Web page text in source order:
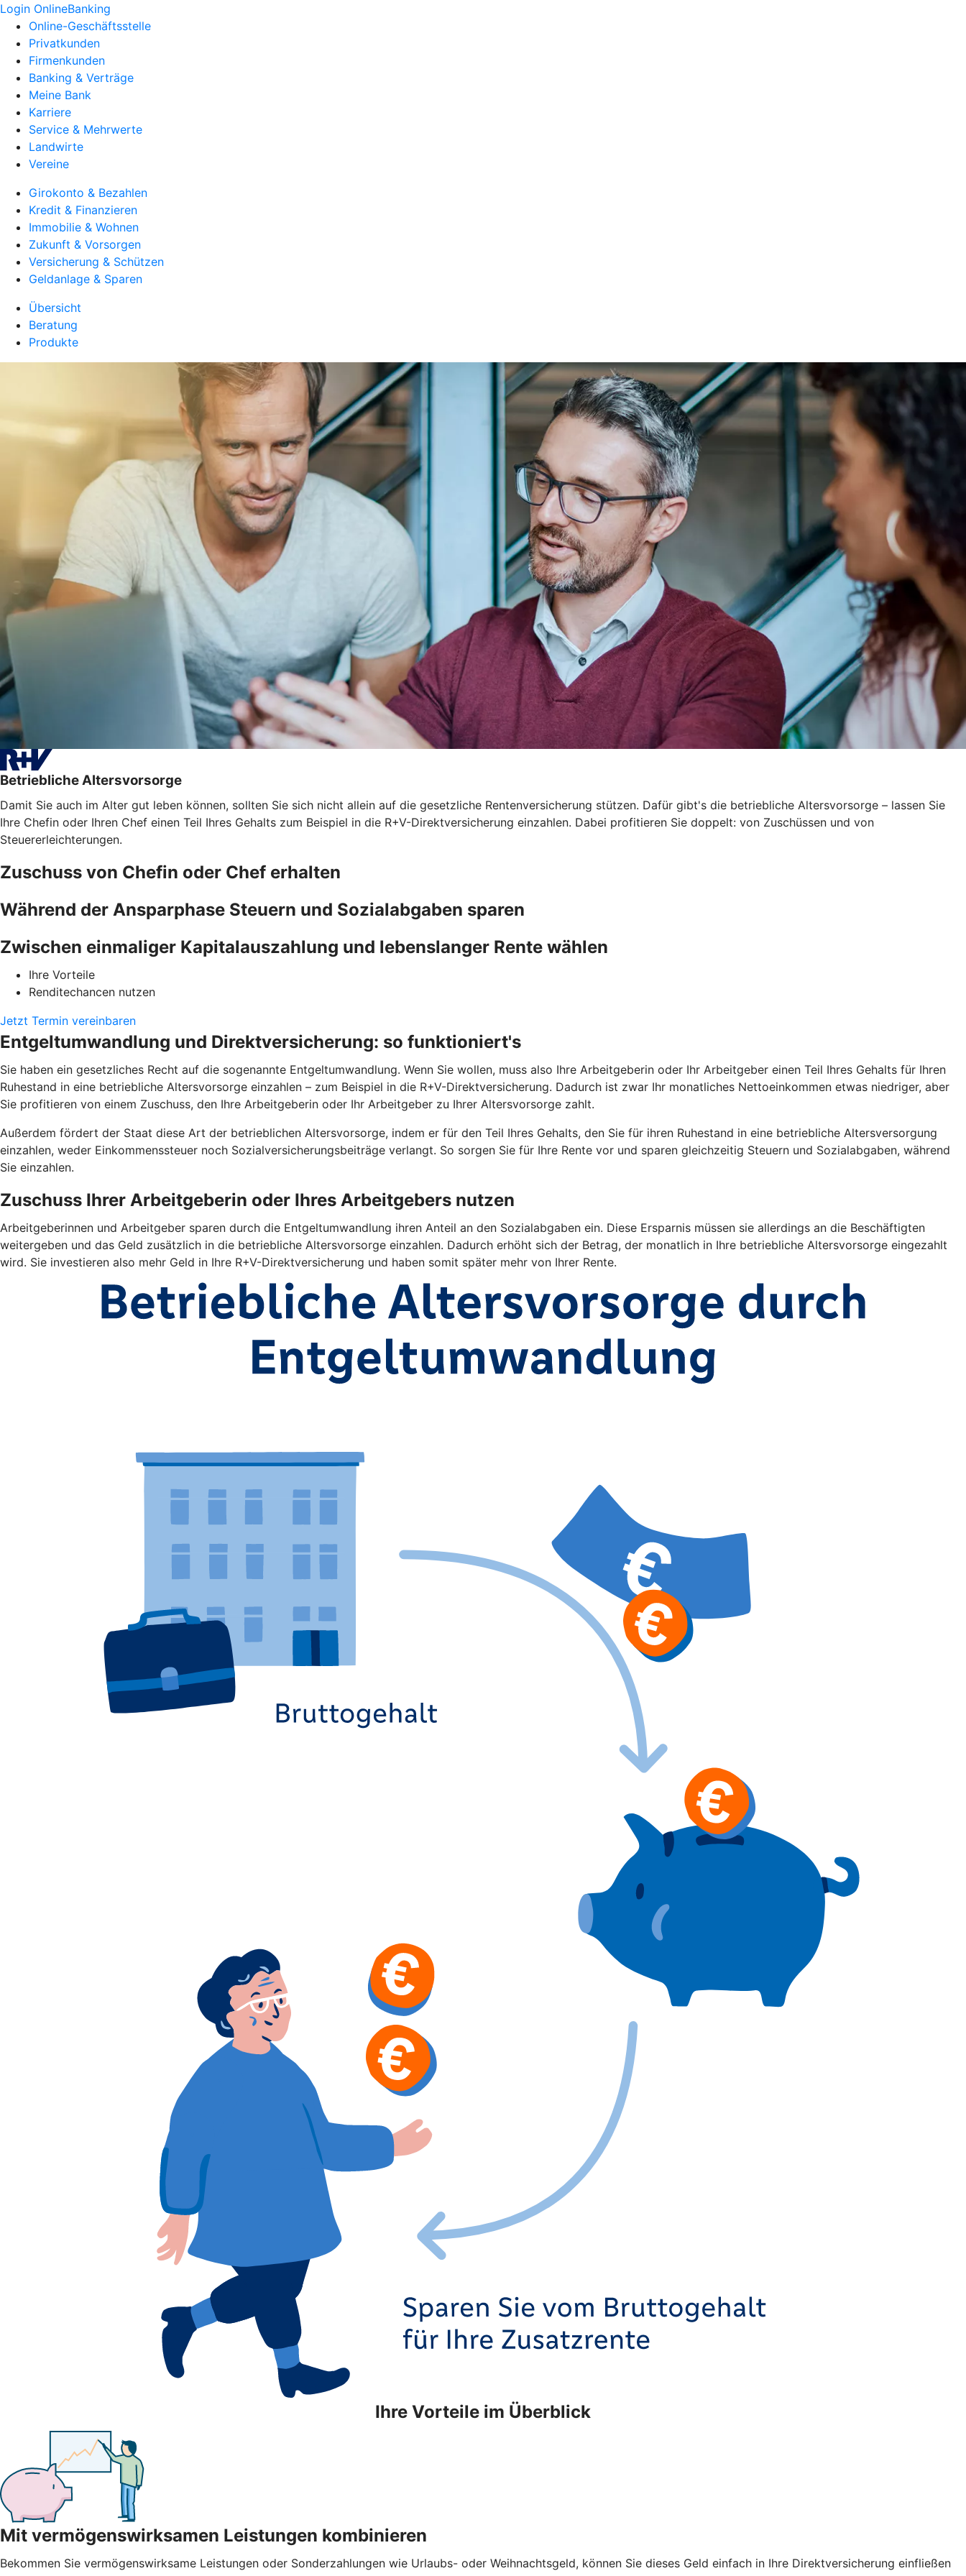
Login OnlineBanking
Online-Geschäftsstelle
Privatkunden
Firmenkunden
Banking & Verträge
Meine Bank
Karriere
Service & Mehrwerte
Landwirte
Vereine
Girokonto & Bezahlen
Kredit & Finanzieren
Immobilie & Wohnen
Zukunft & Vorsorgen
Versicherung & Schützen
Geldanlage & Sparen
Übersicht
Beratung
Produkte
Betriebliche Altersvorsorge
Damit Sie auch im Alter gut leben können, sollten Sie sich nicht allein auf die gesetzliche Rentenversicherung stützen. Dafür gibt's die betriebliche Altersvorsorge – lassen Sie
Ihre Chefin oder Ihren Chef einen Teil Ihres Gehalts zum Beispiel in die R+V-Direktversicherung einzahlen. Dabei profitieren Sie doppelt: von Zuschüssen und von
Steuererleichterungen.
Zuschuss von Chefin oder Chef erhalten
Während der Ansparphase Steuern und Sozialabgaben sparen
Zwischen einmaliger Kapitalauszahlung und lebenslanger Rente wählen
Ihre Vorteile
Renditechancen nutzen
Jetzt Termin vereinbaren
Entgeltumwandlung und Direktversicherung: so funktioniert's
Sie haben ein gesetzliches Recht auf die sogenannte Entgeltumwandlung. Wenn Sie wollen, muss also Ihre Arbeitgeberin oder Ihr Arbeitgeber einen Teil Ihres Gehalts für Ihren
Ruhestand in eine betriebliche Altersvorsorge einzahlen – zum Beispiel in die R+V-Direktversicherung. Dadurch ist zwar Ihr monatliches Nettoeinkommen etwas niedriger, aber
Sie profitieren von einem Zuschuss, den Ihre Arbeitgeberin oder Ihr Arbeitgeber zu Ihrer Altersvorsorge zahlt.
Außerdem fördert der Staat diese Art der betrieblichen Altersvorsorge, indem er für den Teil Ihres Gehalts, den Sie für ihren Ruhestand in eine betriebliche Altersversorgung
einzahlen, weder Einkommenssteuer noch Sozialversicherungsbeiträge verlangt. So sorgen Sie für Ihre Rente vor und sparen gleichzeitig Steuern und Sozialabgaben, während
Sie einzahlen.
Zuschuss Ihrer Arbeitgeberin oder Ihres Arbeitgebers nutzen
Arbeitgeberinnen und Arbeitgeber sparen durch die Entgeltumwandlung ihren Anteil an den Sozialabgaben ein. Diese Ersparnis müssen sie allerdings an die Beschäftigten
weitergeben und das Geld zusätzlich in die betriebliche Altersvorsorge einzahlen. Dadurch erhöht sich der Betrag, der monatlich in Ihre betriebliche Altersvorsorge eingezahlt
wird. Sie investieren also mehr Geld in Ihre R+V-Direktversicherung und haben somit später mehr von Ihrer Rente.
Ihre Vorteile im Überblick
Mit vermögenswirksamen Leistungen kombinieren
Bekommen Sie vermögenswirksame Leistungen oder Sonderzahlungen wie Urlaubs- oder Weihnachtsgeld, können Sie dieses Geld einfach in Ihre Direktversicherung einfließen